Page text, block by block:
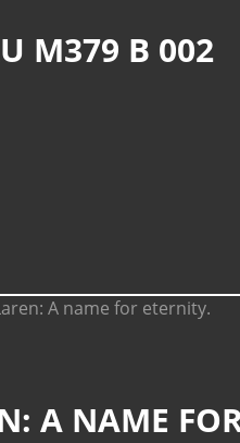
M379 B 002
A NAME